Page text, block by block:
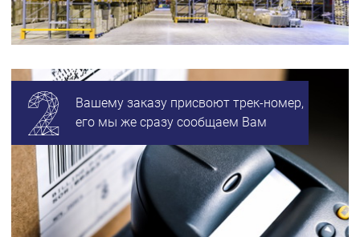
Вашему заказу присвоют трек-номер,
его мы же сразу сообщаем Вам